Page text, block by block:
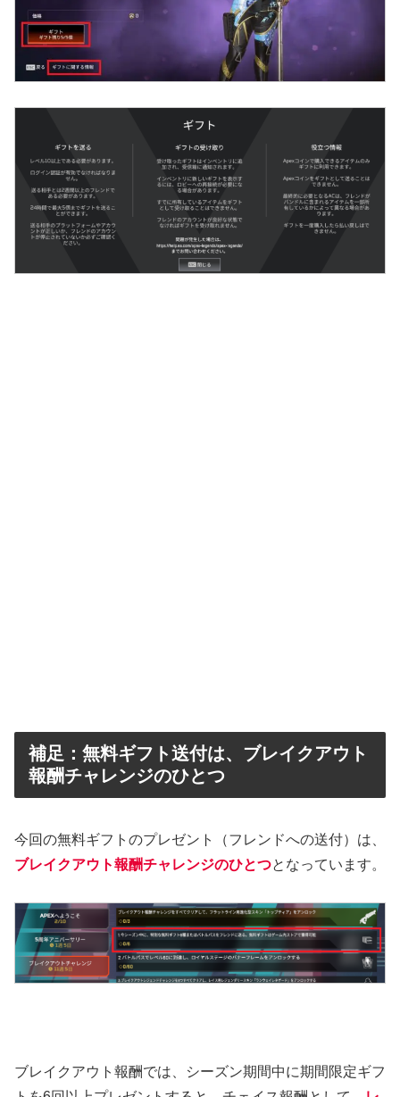
補足：無料ギフト送付は、ブレイクアウト
報酬チャレンジのひとつ
今回の無料ギフトのプレゼント（フレンドへの送付）は、
ブレイクアウト報酬チャレンジのひとつとなっています。
ブレイクアウト報酬では、シーズン期間中に期間限定ギフ